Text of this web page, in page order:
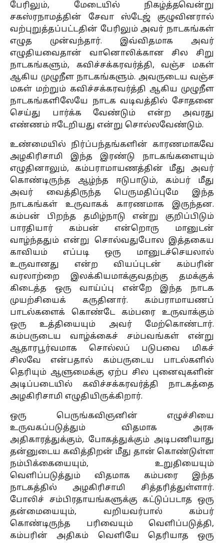
பேரிலும், மேடையில் நிகழ்த்தவென்று
சகஸ்ரநாமத்தின் சேவா ஸ்டேஜ் குழுவினரால்
வற்புறுத்தப்பட்டதின் பேரிலும் அவர் நாடகங்கள்
எழுத முன்வந்தார். இவ்விதமாக அவர்
எழுதியவைதான் வானொலிக்கான சில சிறு
நாடகங்களும், கவிச்சக்கரவர்த்தி, வஞ்ச மகள்
ஆகிய முழுநீள நாடகங்களும். அவருடைய வஞ்ச
மகள் மற்றும் கவிச்சக்கரவர்த்தி ஆகிய முழுநீள
நாடகங்களிலேயே நாடக வடிவத்தில் சோதனை
செய்து பார்க்க வேண்டும் என்ற அவரது
எண்ணம் ஈடேறியது என்று சொல்லவேண்டும்.
உண்மையில் நிர்ப்பந்தங்களின் காரணமாகவே
அழகிரிசாமி இந்த இரண்டு நாடகங்களையும்
எழுதினாலும், கம்பராமாயணத்தின் மீது அவர்
கொண்டிருந்த ஆழ்ந்த ஈடுபாடும், கம்பர் மீது
அவர் வைத்திருந்த பெருமதிப்புமே இந்த
நாடகங்கள் உருவாகக் காரணமாக இருந்தன.
கம்பன் பிறந்த தமிழ்நாடு என்று குறிப்பிடும்
பாரதியார் கம்பன் என்றொரு மானுடன்
வாழ்ந்ததும் என்று சொல்வதுபோல இத்தகைய
காவியம் எப்படி ஒரு மானுடச்செயலால்
உருவானது என்ற வியப்புடன் கம்பரின்
வரலாற்றை இலக்கியமாக்குவதற்கு தமக்குக்
கிடைத்த ஒரு வாய்ப்பு என்றே இந்த நாடக
முயற்சியைக் கருதினார். கம்பராமாயணப்
பாடல்களைக் கொண்டே கம்பரை உருவாக்கும்
ஒரு உத்தியையும் அவர் மேற்கொண்டார்.
கம்பருடைய வாழ்க்கைச் சம்பவங்கள் என்று
ஆதாரபூர்வமாக சொல்லப் படுபவை மிகச்
சிலவே என்பதால் கம்பருடைய பாடல்களில்
தெரியும் ஆளுமைக்கு ஏற்ப சில புனைவுகளின்
அடிப்படையில் கவிச்சக்கரவர்த்தி நாடகத்தை
அழகிரிசாமி எழுதியிருக்கிறார்.
ஒரு பெருங்கவிஞனின் எழுச்சியை
உருவகப்படுத்தும் விதமாக அரசு
அதிகாரத்துக்கும், போகத்துக்கும் அடிபணியாது
தன்னுடைய கவித்திறன் மீது தான் கொண்டுள்ள
நம்பிக்கையையும், உறுதியையும்
வெளிப்படுத்தும் விதமாக கம்பரை இந்த
நாடகத்தில் அழகிரிசாமி சித்தரித்துள்ளார்.
போலிச் சம்பிரதாயங்களுக்கு கட்டுப்படாத ஒரு
தன்மையையும், வறியவர்பால் கம்பர்
கொண்டிருந்த பரிவையும் வெளிப்படுத்தி,
கம்பரின் அதிகம் வெளியே தெரியாத ஒரு